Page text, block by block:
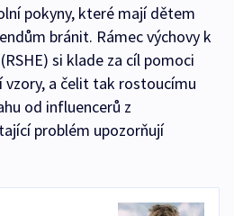
pokyny, které mají dětem
bránit. Rámec výchovy k
si klade za cíl pomoci
a čelit tak rostoucímu
od influencerů z
problém upozorňují